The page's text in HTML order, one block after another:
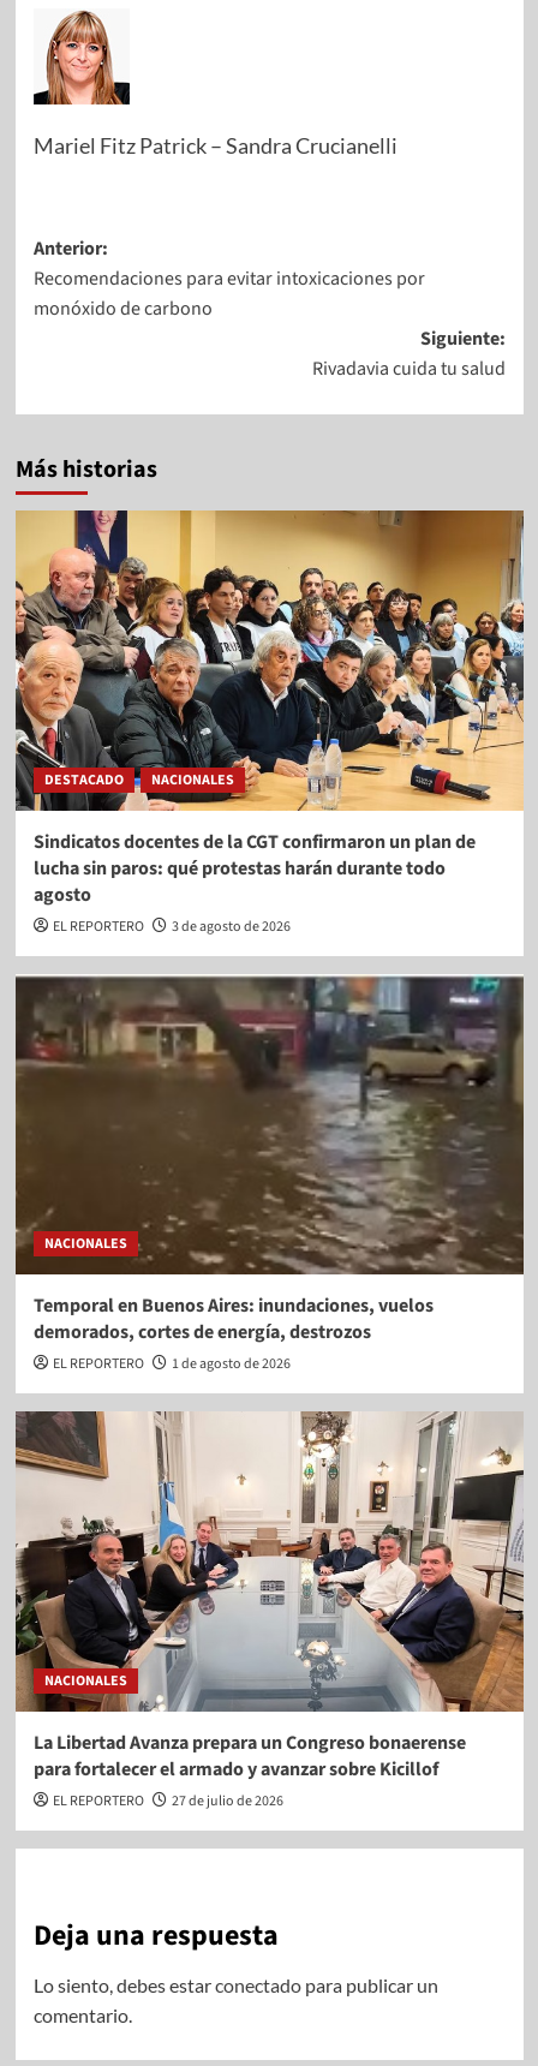
Mariel Fitz Patrick–Sandra Crucianelli
Anterior:
Recomendaciones para evitar intoxicaciones por
monóxido de carbono
Siguiente:
Rivadavia cuida tu salud
Más historias
DESTACADO NACIONALES
Sindicatos docentes de la CGT confirmaron un plan de
lucha sin paros: qué protestas harán durante todo
agosto
EL REPORTERO 3 de agosto de 2026
NACIONALES
Temporal en Buenos Aires: inundaciones, vuelos
demorados, cortes de energía, destrozos
EL REPORTERO 1 de agosto de 2026
NACIONALES
La Libertad Avanza prepara un Congreso bonaerense
para fortalecer el armado y avanzar sobre Kicillof
EL REPORTERO 27 de julio de 2026
Deja una respuesta
Lo siento, debes estarconectadopara publicar un
comentario.